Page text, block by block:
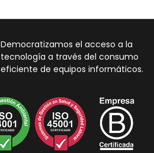
Democratizamos el acceso a la
tecnología a través del consumo
eficiente de equipos informáticos.